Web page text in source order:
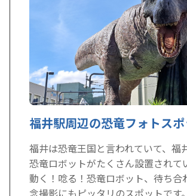
福井駅周辺の恐竜フォトスポ
福井は恐竜王国と言われていて、福
恐竜ロボットがたくさん設置されて
動く！唸る！恐竜ロボット、待ち合
念撮影にもピッタリのスポットです。